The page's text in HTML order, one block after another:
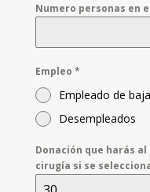
Numero personas en
Empleo *
Empleado de
Desempleados
Donación que harás
cirugía si se